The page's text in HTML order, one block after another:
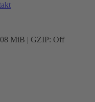
MiB | GZIP: Off